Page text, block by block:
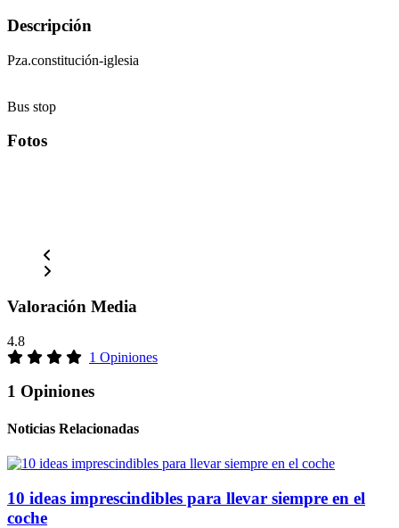
Descripción
Pza.constitución-iglesia
Bus stop
Fotos
Valoración Media
4.8
1 Opiniones
1 Opiniones
Noticias Relacionadas
10 ideas imprescindibles para llevar siempre en el
coche